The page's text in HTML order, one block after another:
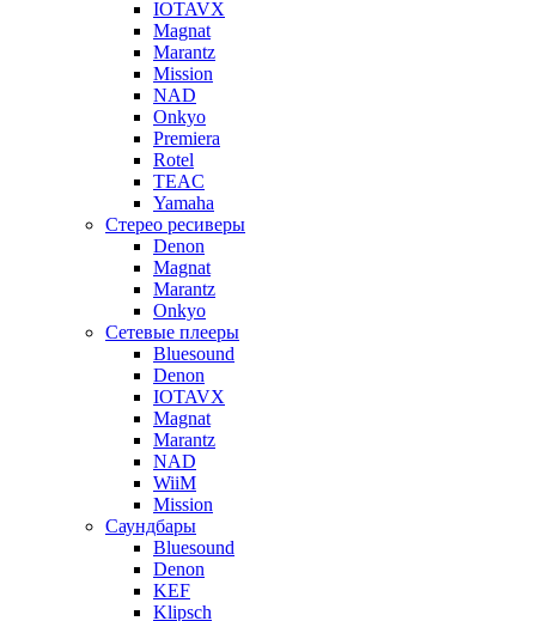
IOTAVX
Magnat
Marantz
Mission
NAD
Onkyo
Premiera
Rotel
TEAC
Yamaha
Стерео ресиверы
Denon
Magnat
Marantz
Onkyo
Сетевые плееры
Bluesound
Denon
IOTAVX
Magnat
Marantz
NAD
WiiM
Mission
Саундбары
Bluesound
Denon
KEF
Klipsch